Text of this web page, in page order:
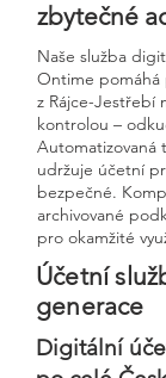
zbytečné
Naše služba
Ontime pomáhá
z Rájce-Jestřebí
kontrolou –
Automatizovaná
udržuje účetní
bezpečné.
archivované
pro okamžité
Účetní
generace
Digitální